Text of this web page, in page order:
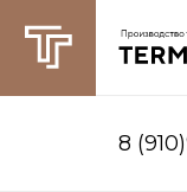
8